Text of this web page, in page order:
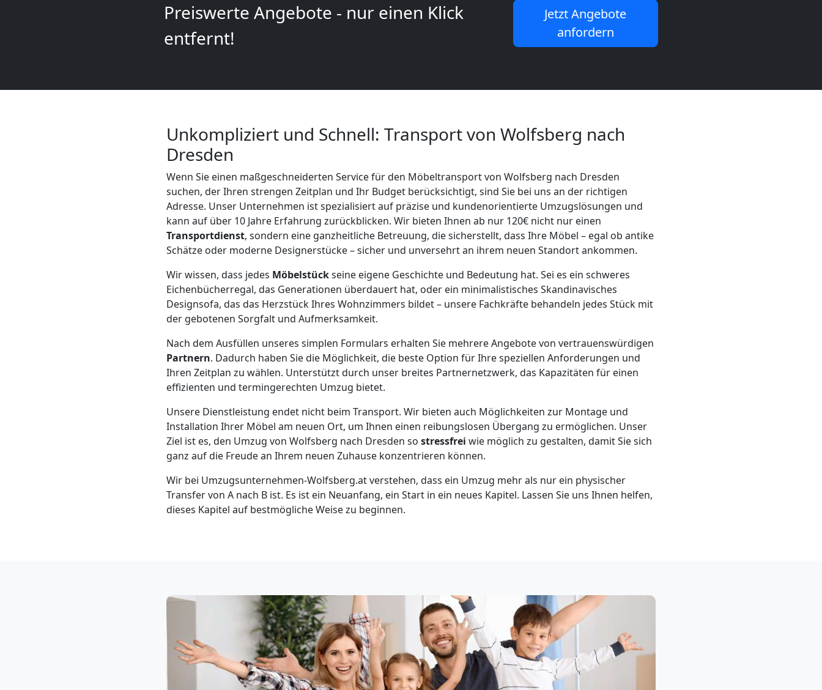
Preiswerte Angebote - nur einen Klick
entfernt!
Jetzt Angebote
anfordern
Unkompliziert und Schnell: Transport von Wolfsberg nach
Dresden
Wenn Sie einen maßgeschneiderten Service für den Möbeltransport von Wolfsberg nach Dresden
suchen, der Ihren strengen Zeitplan und Ihr Budget berücksichtigt, sind Sie bei uns an der richtigen
Adresse. Unser Unternehmen ist spezialisiert auf präzise und kundenorientierte Umzugslösungen und
kann auf über 10 Jahre Erfahrung zurückblicken. Wir bieten Ihnen ab nur 120€ nicht nur einen
Transportdienst, sondern eine ganzheitliche Betreuung, die sicherstellt, dass Ihre Möbel – egal ob antike
Schätze oder moderne Designerstücke – sicher und unversehrt an ihrem neuen Standort ankommen.
Wir wissen, dass jedes Möbelstückseine eigene Geschichte und Bedeutung hat. Sei es ein schweres
Eichenbücherregal, das Generationen überdauert hat, oder ein minimalistisches Skandinavisches
Designsofa, das das Herzstück Ihres Wohnzimmers bildet – unsere Fachkräfte behandeln jedes Stück mit
der gebotenen Sorgfalt und Aufmerksamkeit.
Nach dem Ausfüllen unseres simplen Formulars erhalten Sie mehrere Angebote von vertrauenswürdigen
Partnern. Dadurch haben Sie die Möglichkeit, die beste Option für Ihre speziellen Anforderungen und
Ihren Zeitplan zu wählen. Unterstützt durch unser breites Partnernetzwerk, das Kapazitäten für einen
effizienten und termingerechten Umzug bietet.
Unsere Dienstleistung endet nicht beim Transport. Wir bieten auch Möglichkeiten zur Montage und
Installation Ihrer Möbel am neuen Ort, um Ihnen einen reibungslosen Übergang zu ermöglichen. Unser
Ziel ist es, den Umzug von Wolfsberg nach Dresden so stressfrei wie möglich zu gestalten, damit Sie sich
ganz auf die Freude an Ihrem neuen Zuhause konzentrieren können.
Wir bei Umzugsunternehmen-Wolfsberg.at verstehen, dass ein Umzug mehr als nur ein physischer
Transfer von A nach B ist. Es ist ein Neuanfang, ein Start in ein neues Kapitel. Lassen Sie uns Ihnen helfen,
dieses Kapitel auf bestmögliche Weise zu beginnen.
Klaviertransport